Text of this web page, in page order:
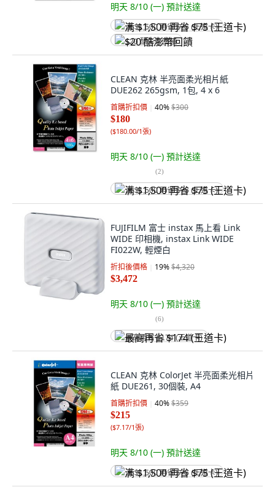
明天 8/10 (一) 預計送達
满 $1,500 再省 $75 (王道卡)
$20 酷澎幣回饋
CLEAN 克林 半亮面柔光相片紙
DUE262 265gsm, 1包, 4 x 6
首購折扣價 40%$300
$180
($180.00/1張)
明天 8/10 (一) 預計送達
(2)
满 $1,500 再省 $75 (王道卡)
FUJIFILM 富士 instax 馬上看 Link
WIDE 印相機, instax Link WIDE
FI022W, 輕煙白
折扣後價格 19%$4,320
$3,472
明天 8/10 (一) 預計送達
(6)
最高再省 $174 (王道卡)
CLEAN 克林 ColorJet 半亮面柔光相片
紙 DUE261, 30個裝, A4
首購折扣價 40%$359
$215
($7.17/1張)
明天 8/10 (一) 預計送達
满 $1,500 再省 $75 (王道卡)